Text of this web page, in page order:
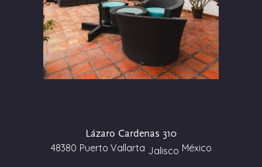
Lázaro Cardenas 310
48380 Puerto Vallarta Jalisco México